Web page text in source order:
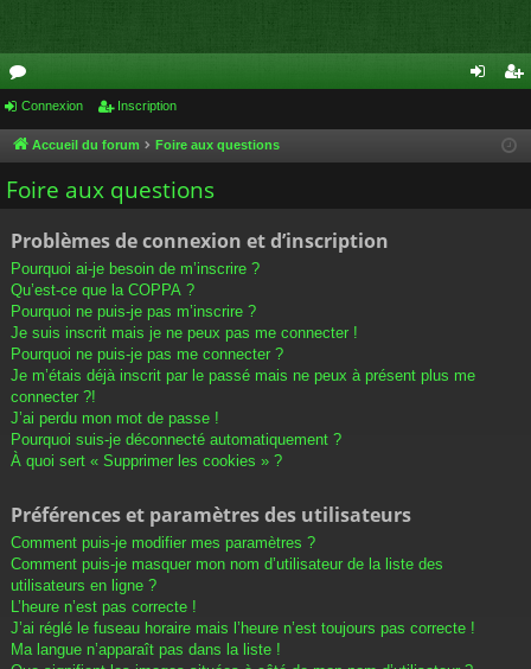
or
u
m
cri
Connexion Inscription
Accueil du forum Foire aux questions
Foire aux questions
Problèmes de connexion et d’inscription
Pourquoi ai-je besoin de m’inscrire ?
Qu’est-ce que la COPPA ?
Pourquoi ne puis-je pas m’inscrire ?
Je suis inscrit mais je ne peux pas me connecter !
Pourquoi ne puis-je pas me connecter ?
Je m’étais déjà inscrit par le passé mais ne peux à présent plus me
connecter ?!
J’ai perdu mon mot de passe !
Pourquoi suis-je déconnecté automatiquement ?
À quoi sert « Supprimer les cookies » ?
Préférences et paramètres des utilisateurs
Comment puis-je modifier mes paramètres ?
Comment puis-je masquer mon nom d’utilisateur de la liste des
utilisateurs en ligne ?
L’heure n’est pas correcte !
J’ai réglé le fuseau horaire mais l’heure n’est toujours pas correcte !
Ma langue n’apparaît pas dans la liste !